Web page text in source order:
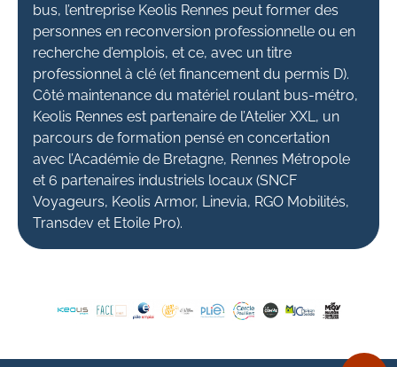
bus, l’entreprise Keolis Rennes peut former des
personnes en reconversion professionnelle ou en
recherche d’emplois, et ce, avec un titre
professionnel à clé (et financement du permis D).
Côté maintenance du matériel roulant bus-métro,
Keolis Rennes est partenaire de l’Atelier XXL, un
parcours de formation pensé en concertation
avec l’Académie de Bretagne, Rennes Métropole
et 6 partenaires industriels locaux (SNCF
Voyageurs, Keolis Armor, Linevia, RGO Mobilités,
Transdev et Etoile Pro).